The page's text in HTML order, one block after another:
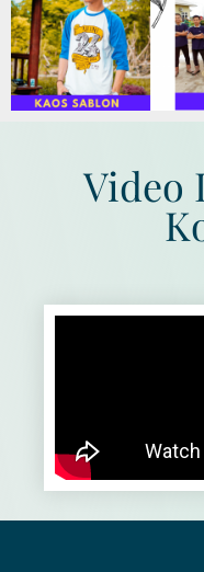
Video